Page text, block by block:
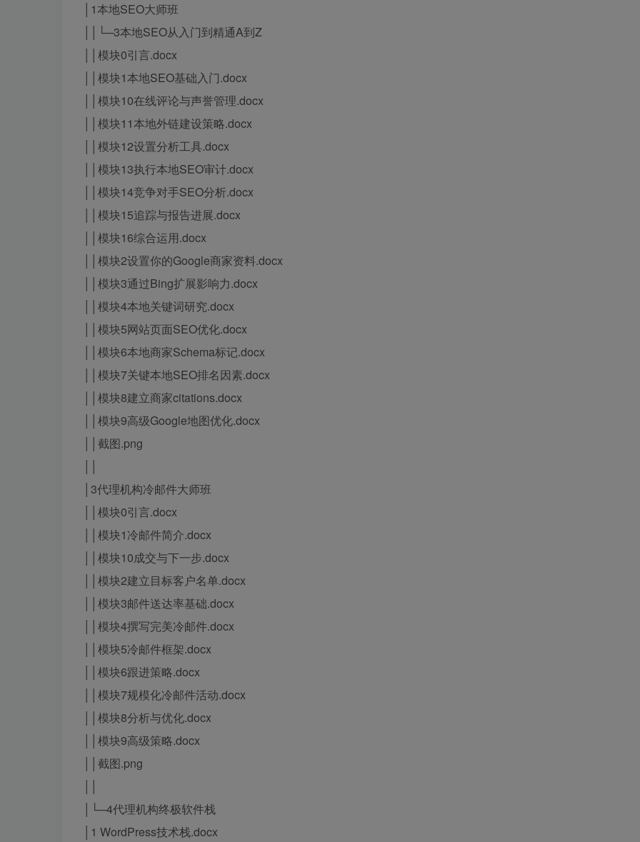
│1本地SEO大师班
││└─3本地SEO从入门到精通A到Z
││模块0引言.docx
││模块1本地SEO基础入门.docx
││模块10在线评论与声誉管理.docx
││模块11本地外链建设策略.docx
││模块12设置分析工具.docx
││模块13执行本地SEO审计.docx
││模块14竞争对手SEO分析.docx
││模块15追踪与报告进展.docx
││模块16综合运用.docx
││模块2设置你的Google商家资料.docx
││模块3通过Bing扩展影响力.docx
││模块4本地关键词研究.docx
││模块5网站页面SEO优化.docx
││模块6本地商家Schema标记.docx
││模块7关键本地SEO排名因素.docx
││模块8建立商家citations.docx
││模块9高级Google地图优化.docx
││截图.png
│3代理机构冷邮件大师班
││模块0引言.docx
││模块1冷邮件简介.docx
││模块10成交与下一步.docx
││模块2建立目标客户名单.docx
││模块3邮件送达率基础.docx
││模块4撰写完美冷邮件.docx
││模块5冷邮件框架.docx
││模块6跟进策略.docx
││模块7规模化冷邮件活动.docx
││模块8分析与优化.docx
││模块9高级策略.docx
││截图.png
│└─4代理机构终极软件栈
│1 WordPress技术栈.docx